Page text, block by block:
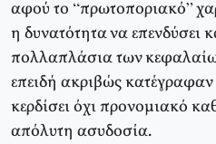
αφού το “πρωτοποριακό”
η δυνατότητα να επενδύσει
πολλαπλάσια των
επειδή ακριβώς κατέγραφαν
κερδίσει όχι προνομιακό
απόλυτη ασυδοσία.